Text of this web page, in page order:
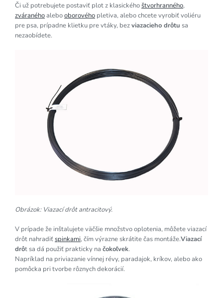
Či už potrebujete postaviť plot z klasickéhoštvorhranného,
zváranéhoalebooborového pletiva, alebo chcete vyrobiť voliéru
pre psa, prípadne klietku pre vtáky, bezviazacieho drôtu sa
nezaobídete.
Obrázok: Viazací drôt antracitový.
V prípade že inštalujete väčšie množstvo oplotenia, môžete viazací
drôt nahradiťspinkami, čím výrazne skrátite čas montáže.Viazací
drôt sa dá použiť prakticky na čokoľvek.
Napríklad na priviazanie vínnej révy, paradajok, kríkov, alebo ako
pomôcka pri tvorbe rôznych dekorácií.